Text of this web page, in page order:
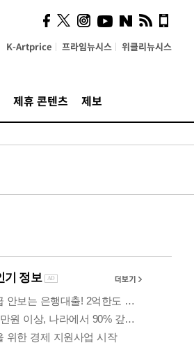
K-Artprice 프라임뉴시스 위클리뉴시스
제휴 콘텐츠 제보
즈, 소리 봇짐 지고 세상으
로 "韓 요소 깊게 우려내"